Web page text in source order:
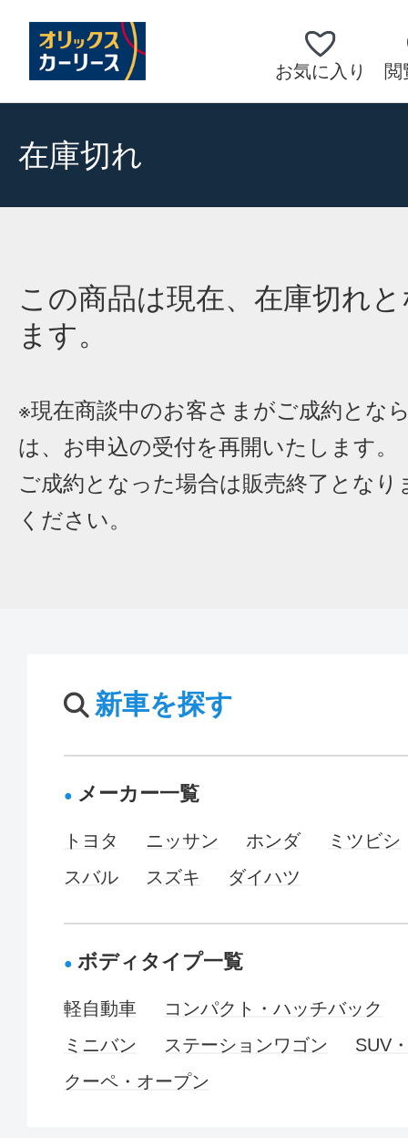
お気に入り 閲
在庫切れ
この商品は現在、在庫切れ
ます。
※現在商談中のお客さまがご成約とな
は、お申込の受付を再開いたします。
ご成約となった場合は販売終了となり
ください。
新車を探す
メーカー一覧
トヨタ ニッサン ホンダ
ミツビシ
スバル
スズキ ダイハツ
ボディタイプ一覧
軽自動車
コンパクト・ハッチバック
ミニバン
ステーションワゴン
SUV
クーペ・オープン